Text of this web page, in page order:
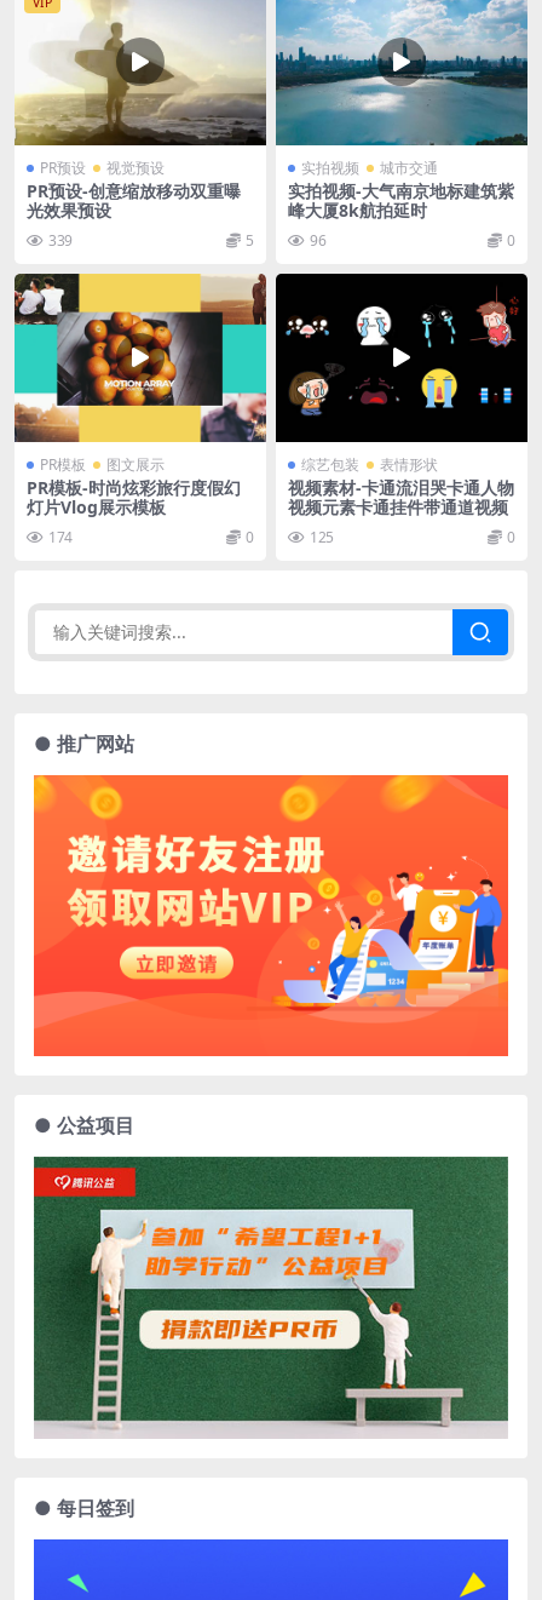
PR预设 视觉预设
PR预设-创意缩放移动双重曝
光效果预设
339 5
实拍视频 城市交通
实拍视频-大气南京地标建筑紫
峰大厦8k航拍延时
96 0
PR模板 图文展示
PR模板-时尚炫彩旅行度假幻
灯片Vlog展示模板
174 0
综艺包装 表情形状
视频素材-卡通流泪哭卡通人物
视频元素卡通挂件带通道视频
125 0
● 推广网站
● 公益项目
● 每日签到